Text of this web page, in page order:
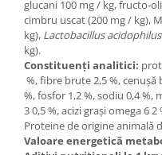
glucani 100 mg / kg, fructo-
cimbru uscat (200 mg / kg),
kg), Lactobacillus acidophilus
kg).
Constituenți analitici:
%, fibre brute 2,5 %, cenușă
%, fosfor 1,2 %, sodiu 0,4 %,
3 0,5 %, acizi graşi omega 6 2
Proteine de origine animală
Valoare energetică